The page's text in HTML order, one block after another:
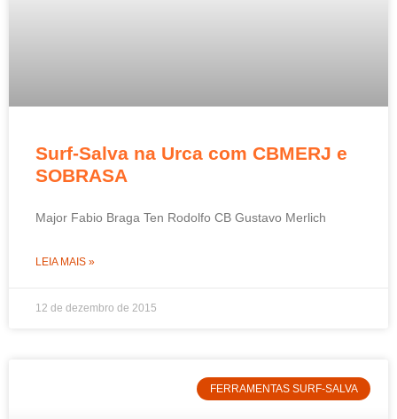
Surf-Salva na Urca com CBMERJ e
SOBRASA
Major Fabio Braga Ten Rodolfo CB Gustavo Merlich
LEIA MAIS »
12 de dezembro de 2015
FERRAMENTAS SURF-SALVA